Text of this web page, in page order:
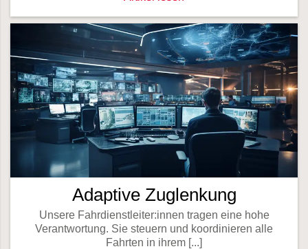
Adaptive Zuglenkung
Unsere Fahrdienstleiter:innen tragen eine hohe
Verantwortung. Sie steuern und koordinieren alle
Fahrten in ihrem [...]